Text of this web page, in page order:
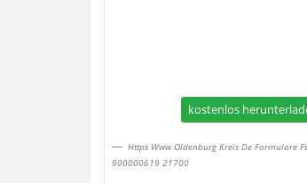
kostenlos
Https Www Oldenburg Kreis De Formulare
900000619 21700